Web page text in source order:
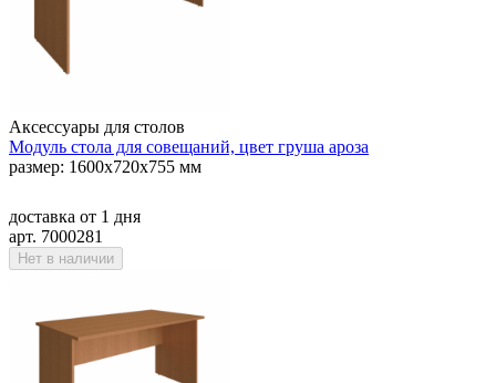
Аксессуары для столов
Модуль стола для совещаний, цвет груша ароза
размер: 1600х720х755 мм
доставка от 1 дня
арт. 7000281
Нет в наличии